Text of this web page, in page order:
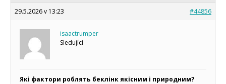
Micro:bit
29.5.2026 v 13:23 #44856
isaactrumper
Sledující
Які фактори роблять беклінк якісним і природним?